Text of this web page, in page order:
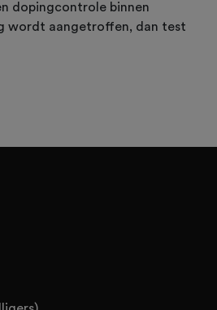
dopingcontrole binnen
wordt aangetroffen, dan test